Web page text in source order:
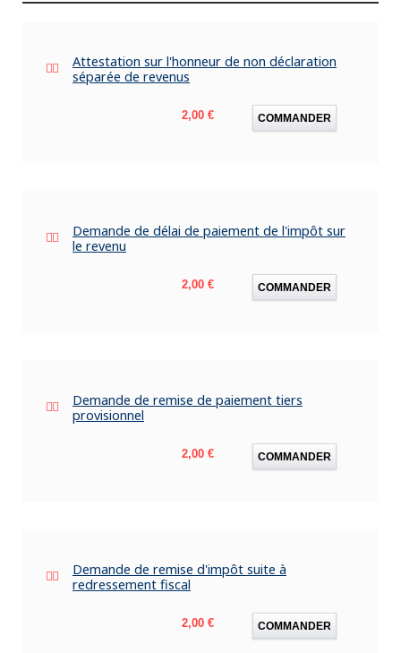
Attestation sur l'honneur de non déclaration
séparée de revenus
Prix
2,00 € COMMANDER
Demande de délai de paiement de l'impôt sur
le revenu
Prix
2,00 € COMMANDER
Demande de remise de paiement tiers
provisionnel
Prix
2,00 € COMMANDER
Demande de remise d'impôt suite à
redressement fiscal
Prix
2,00 € COMMANDER